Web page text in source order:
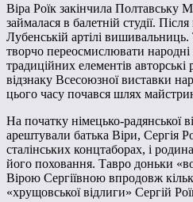
Віра Роїк закінчила Полтавську
займалася в балетній студії.
Лубенській артілі
творчо переосмислювати
традиційних елементів
відзнаку Всесоюзної виставки
цього часу почався шлях
На початку німецько-радянської
арештували батька Віри, Сергія
сталінських концтаборах, і
його поховання. Тавро доньки
Вірою Сергіївною впродовж
«хрущовської відлиги» Сергій